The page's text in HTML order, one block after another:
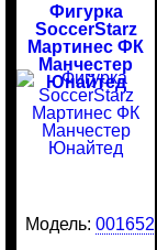
Фигурка
SoccerStarz
Мартинес ФК
Манчестер
Юнайтед
Модель:0016525